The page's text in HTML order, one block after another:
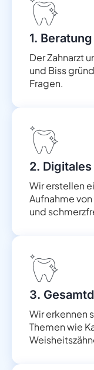
1.
Der Zahnarzt
und Biss
Fragen.
2.
Wir erstellen
Aufnahme
und
3.
Wir erkennen
Themen wie